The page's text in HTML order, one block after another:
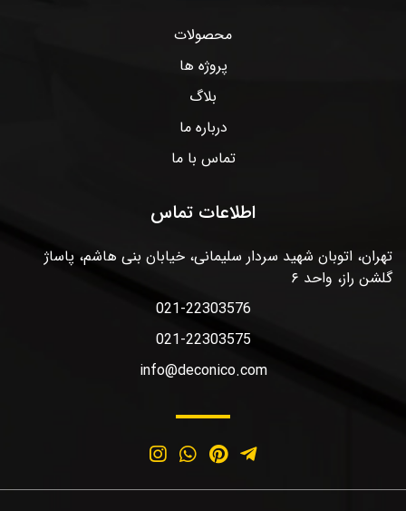
محصولات
پروژه ها
بلاگ
درباره ما
تماس با ما
اطلاعات تماس
تهران، اتوبان شهید سردار سلیمانی، خیابان بنی هاشم، پاساژ
گلشن راز، واحد ۶
021-22303576
021-22303575
info@deconico.com